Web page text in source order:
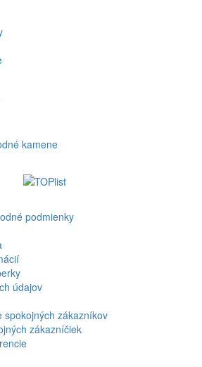
kamene
podmienky
údajov
spokojných zákazníkov
zákazníčiek